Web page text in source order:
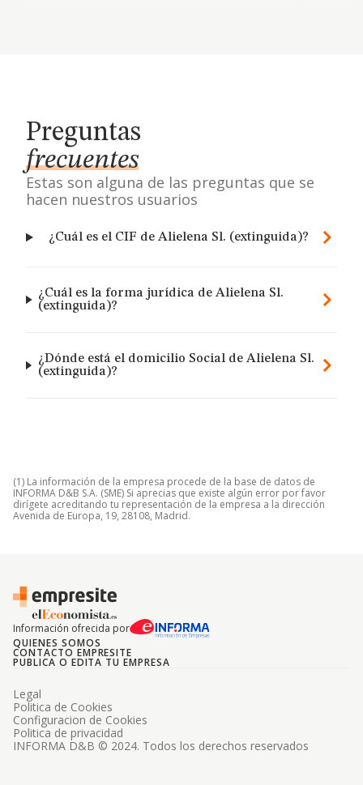
Preguntas
frecuentes
Estas son alguna de las preguntas que se
hacen nuestros usuarios
¿Cuál es el CIF de Alielena Sl. (extinguida)?
¿Cuál es la forma jurídica de Alielena Sl.
(extinguida)?
¿Dónde está el domicilio Social de Alielena Sl.
(extinguida)?
(1) La información de la empresa procede de la base de datos de
INFORMA D&B S.A. (SME) Si aprecias que existe algún error por favor
dirígete acreditando tu representación de la empresa a la dirección
Avenida de Europa, 19, 28108, Madrid.
Información ofrecida por
QUIENES SOMOS
CONTACTO EMPRESITE
PUBLICA O EDITA TU EMPRESA
INFORMA D&B © 2024. Todos los derechos reservados
Legal
Politica de Cookies
Configuracion de Cookies
Politica de privacidad